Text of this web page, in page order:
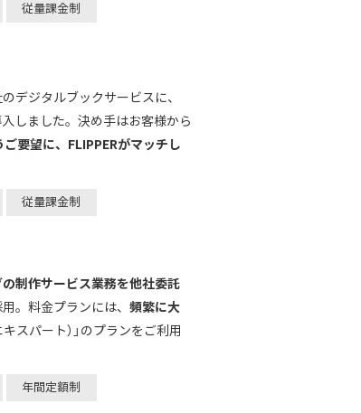
従量課金制
デジタルブックサービスに、
しました。決め手はお客様から
ご要望に、FLIPPERがマッチし
従量課金制
制作サービス業務を他社委託
。料金プランには、 頻繁に大
キスパート）」のプランをご利用
年間定額制